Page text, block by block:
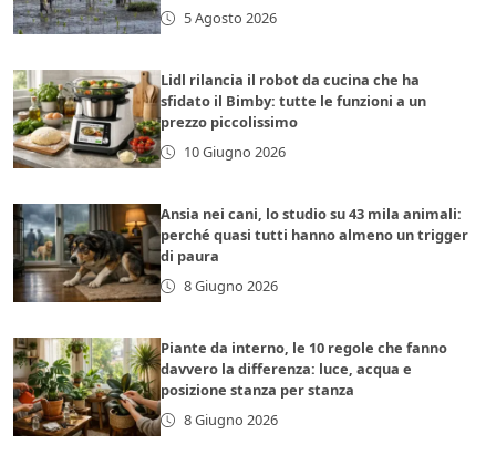
5 Agosto 2026
Lidl rilancia il robot da cucina che ha
sfidato il Bimby: tutte le funzioni a un
prezzo piccolissimo
10 Giugno 2026
Ansia nei cani, lo studio su 43 mila animali:
perché quasi tutti hanno almeno un trigger
di paura
8 Giugno 2026
Piante da interno, le 10 regole che fanno
davvero la differenza: luce, acqua e
posizione stanza per stanza
8 Giugno 2026